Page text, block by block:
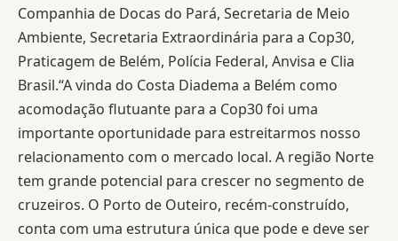
Companhia de Docas do Pará, Secretaria de Meio
Ambiente, Secretaria Extraordinária para a Cop30,
Praticagem de Belém, Polícia Federal, Anvisa e Clia
Brasil.“A vinda do Costa Diadema a Belém como
acomodação flutuante para a Cop30 foi uma
importante oportunidade para estreitarmos nosso
relacionamento com o mercado local. A região Norte
tem grande potencial para crescer no segmento de
cruzeiros. O Porto de Outeiro, recém-construído,
conta com uma estrutura única que pode e deve ser